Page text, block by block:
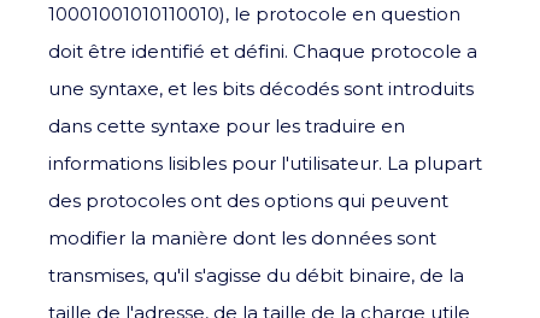
10001001010110010), le protocole en question
doit être identifié et défini. Chaque protocole a
une syntaxe, et les bits décodés sont introduits
dans cette syntaxe pour les traduire en
informations lisibles pour l'utilisateur. La plupart
des protocoles ont des options qui peuvent
modifier la manière dont les données sont
transmises, qu'il s'agisse du débit binaire, de la
taille de l'adresse, de la taille de la charge utile